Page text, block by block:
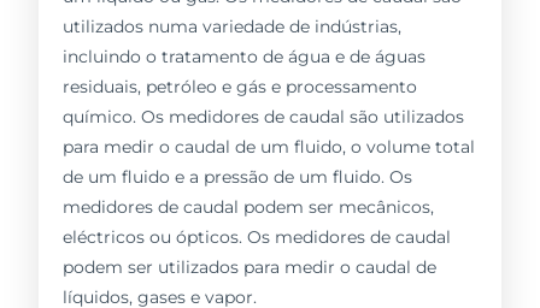
utilizados numa variedade de indústrias,
incluindo o tratamento de água e de águas
residuais, petróleo e gás e processamento
químico. Os medidores de caudal são utilizados
para medir o caudal de um fluido, o volume total
de um fluido e a pressão de um fluido. Os
medidores de caudal podem ser mecânicos,
eléctricos ou ópticos. Os medidores de caudal
podem ser utilizados para medir o caudal de
líquidos, gases e vapor.